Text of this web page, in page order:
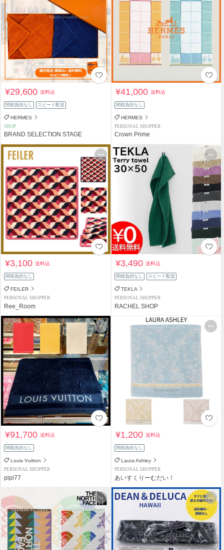
¥29,600送料込
関税負担なし スピード配送
HERMES
SHOP
BRAND SELECTION STAGE
¥41,000送料込
関税負担なし
HERMES
PERSONAL SHOPPER
Crown Prime
¥3,100送料込
関税負担なし
FEILER
PERSONAL SHOPPER
Ree_Room
¥3,490送料込
関税負担なし スピード配送
TEKLA
PERSONAL SHOPPER
RACHEL SHOP
¥91,700送料込
関税負担なし
Louis Vuitton
PERSONAL SHOPPER
pipi77
¥1,200送料込
関税負担なし
Laura Ashley
PERSONAL SHOPPER
あいすくりーむだい！